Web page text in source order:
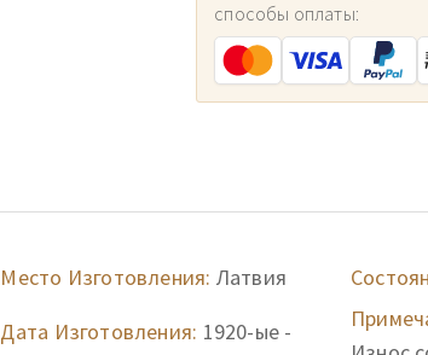
способы оплаты:
Место Изготовления: Латвия
Дата Изготовления: 1920-ые -